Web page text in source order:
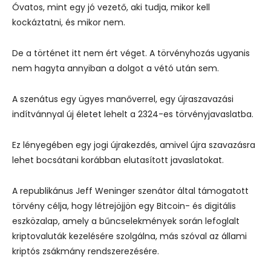
Óvatos, mint egy jó vezető, aki tudja, mikor kell
kockáztatni, és mikor nem.
De a történet itt nem ért véget. A törvényhozás ugyanis
nem hagyta annyiban a dolgot a vétó után sem.
A szenátus egy ügyes manőverrel, egy újraszavazási
indítvánnyal új életet lehelt a 2324-es törvényjavaslatba.
Ez lényegében egy jogi újrakezdés, amivel újra szavazásra
lehet bocsátani korábban elutasított javaslatokat.
A republikánus Jeff Weninger szenátor által támogatott
törvény célja, hogy létrejöjjön egy Bitcoin- és digitális
eszközalap, amely a bűncselekmények során lefoglalt
kriptovaluták kezelésére szolgálna, más szóval az állami
kriptós zsákmány rendszerezésére.